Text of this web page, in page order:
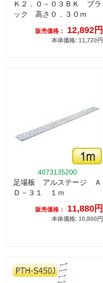
Ｋ２．０－０３ＢＫ ブラ
ック 高さ０．３０ｍ
販売価格： 12,892円
本体価格: 11,720円
4073135200
足場板 アルステージ Ａ
Ｄ－３１ １ｍ
販売価格： 11,880円
本体価格: 10,800円